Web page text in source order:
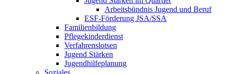
Arbeitsbündnis Jugend und Beruf
ESF-Förderung JSA/SSA
Familienbildung
Pflegekinderdienst
Verfahrenslotsen
Jugend Stärken
Jugendhilfeplanung
Soziales